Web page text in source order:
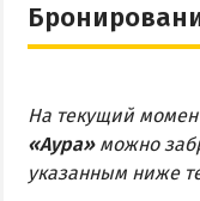
На текущий
«Аура»можно
указанным ниже